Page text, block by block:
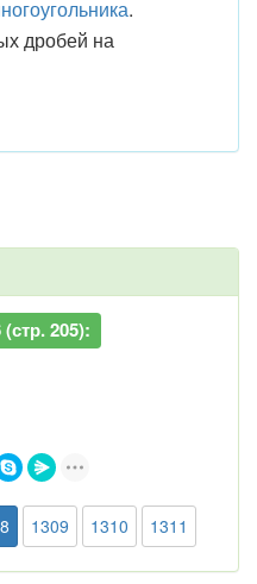
.
дробей на
205):
1309 1310 1311